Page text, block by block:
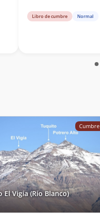
Libro de cumbre Normal
Cumbre
El Vigía (Río Blanco)